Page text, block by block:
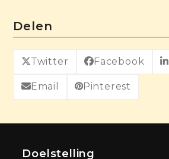
Delen
Twitter Facebook
Email Pinterest
Doelstelling